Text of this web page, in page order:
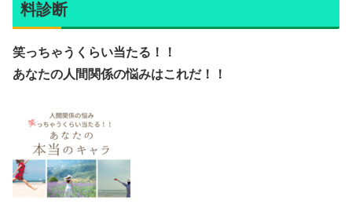
料診断
笑っちゃうくらい当たる！！
あなたの人間関係の悩みはこれだ！！